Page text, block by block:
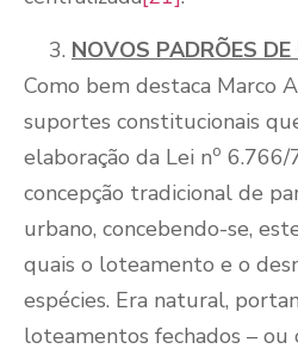
NOVOS PADRÕES
Como bem destaca Marco
suportes constitucionais
elaboração da Lei no 6.766/
concepção tradicional de
urbano, concebendo-se,
quais o loteamento e o
espécies. Era natural,
loteamentos fechados – ou